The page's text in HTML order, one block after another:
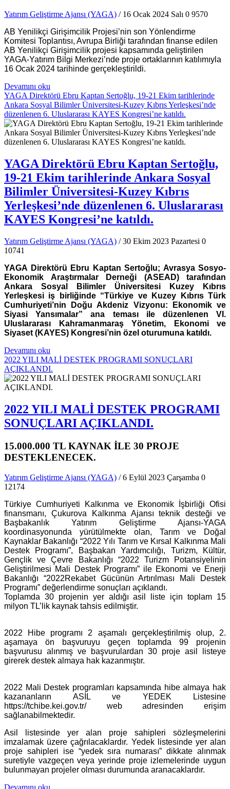
Yatırım Geliştirme Ajansı (YAGA) / 16 Ocak 2024 Salı 0 9570
AB Yenilikçi Girişimcilik Projesi’nin son Yönlendirme
Komitesi Toplantısı, Avrupa Birliği tarafından finanse edilen
AB Yenilikçi Girişimcilik projesi kapsamında geliştirilen
YAGA-Yatırım Bilgi Merkezi’nde proje ortaklarının katılımıyla
16 Ocak 2024 tarihinde gerçekleştirildi.
Devamını oku
YAGA Direktörü Ebru Kaptan Sertoğlu, 19-21 Ekim tarihlerinde
Ankara Sosyal Bilimler Üniversitesi-Kuzey Kıbrıs Yerleşkesi’nde
düzenlenen 6. Uluslararası KAYES Kongresi’ne katıldı.
YAGA Direktörü Ebru Kaptan Sertoğlu,
19-21 Ekim tarihlerinde Ankara Sosyal
Bilimler Üniversitesi-Kuzey Kıbrıs
Yerleşkesi’nde düzenlenen 6. Uluslararası
KAYES Kongresi’ne katıldı.
Yatırım Geliştirme Ajansı (YAGA) / 30 Ekim 2023 Pazartesi 0
10741
YAGA Direktörü Ebru Kaptan Sertoğlu; Avrasya Sosyo-
Ekonomik Araştırmalar Derneği (ASEAD) tarafından
Ankara Sosyal Bilimler Üniversitesi Kuzey Kıbrıs
Yerleşkesi iş birliğinde “Türkiye ve Kuzey Kıbrıs Türk
Cumhuriyeti’nin Doğu Akdeniz Vizyonu: Ekonomik ve
Siyasi Yansımalar” ana teması ile düzenlenen VI.
Uluslararası Kahramanmaraş Yönetim, Ekonomi ve
Siyaset (KAYES) Kongresi’nin özel oturumuna katıldı.
Devamını oku
2022 YILI MALİ DESTEK PROGRAMI SONUÇLARI
AÇIKLANDI.
2022 YILI MALİ DESTEK PROGRAMI
SONUÇLARI AÇIKLANDI.
15.000.000 TL KAYNAK İLE 30 PROJE
DESTEKLENECEK.
Yatırım Geliştirme Ajansı (YAGA) / 6 Eylül 2023 Çarşamba 0
12174
Türkiye Cumhuriyeti Kalkınma ve Ekonomik İşbirliği Ofisi
finansmanı, Çukurova Kalkınma Ajansı teknik desteği ve
Başbakanlık Yatırım Geliştirme Ajansı-YAGA
koordinasyonunda yürütülmekte olan, Tarım ve Doğal
Kaynaklar Bakanlığı “2022 Yılı Tarım ve Kırsal Kalkınma Mali
Destek Programı”, Başbakan Yardımcılığı, Turizm, Kültür,
Gençlik ve Çevre Bakanlığı “2022 Turizm Potansiyelinin
Geliştirilmesi Mali Destek Programı” ile Ekonomi ve Enerji
Bakanlığı “2022Rekabet Gücünün Artırılması Mali Destek
Programı” değerlendirme sonuçları açıklandı.
Toplamda 30 projenin yer aldığı asil liste için toplam 15
milyon TL’lik kaynak tahsis edilmiştir.
2022 Hibe programı 2 aşamalı gerçekleştirilmiş olup, 2.
aşamaya ön başvuruyu geçen toplamda 99 projenin
başvurusu alınmış ve başvurulardan 30 proje asil listeye
girerek destek almaya hak kazanmıştır.
2022 Mali Destek programları kapsamında hibe almaya hak
kazananların ASİL ve YEDEK Listesine
https://tchibe.kei.gov.tr/ web adresinden erişim
sağlanabilmektedir.
Asil listesinde yer alan proje sahipleri sözleşmelerini
imzalamak üzere çağrılacaklardır. Yedek listesinde yer alan
proje sahipleri ise “yedek sıra numarası” dikkate alınmak
suretiyle vazgeçen veya yerinde proje izlemelerinde uygun
bulunmayan projeler olması durumunda aranacaklardır.
Devamını oku